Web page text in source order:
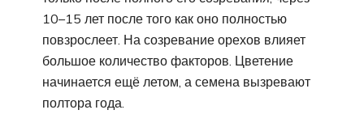
10–15 лет после того как оно полностью
повзрослеет. На созревание орехов влияет
большое количество факторов. Цветение
начинается ещё летом, а семена вызревают
полтора года.